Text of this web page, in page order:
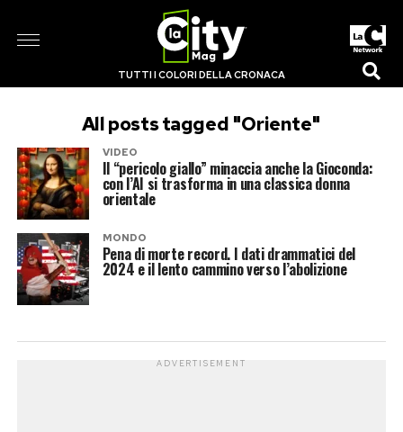
TUTTI I COLORI DELLA CRONACA
All posts tagged "Oriente"
VIDEO
Il “pericolo giallo” minaccia anche la Gioconda:
con l’AI si trasforma in una classica donna
orientale
MONDO
Pena di morte record. I dati drammatici del
2024 e il lento cammino verso l’abolizione
ADVERTISEMENT